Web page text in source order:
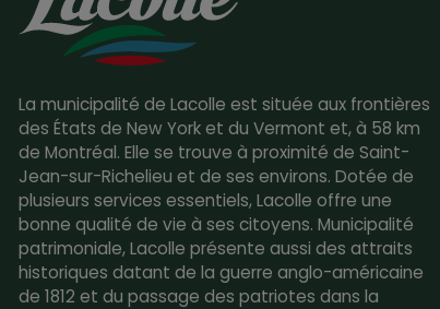
La municipalité de Lacolle est située aux frontières
des États de New York et du Vermont et, à 58 km
de Montréal. Elle se trouve à proximité de Saint-
Jean-sur-Richelieu et de ses environs. Dotée de
plusieurs services essentiels, Lacolle offre une
bonne qualité de vie à ses citoyens. Municipalité
patrimoniale, Lacolle présente aussi des attraits
historiques datant de la guerre anglo-américaine
de 1812 et du passage des patriotes dans la